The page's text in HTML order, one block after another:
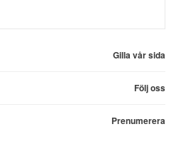
Gilla vår sida
Följ oss
Prenumerera